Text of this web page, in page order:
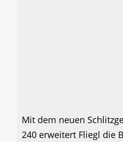
Mit dem neuen
240 erweitert Fliegl die